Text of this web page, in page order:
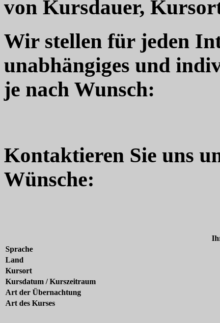
von Kursdauer,
Wir stellen für jeden
unabhängiges und
je nach Wunsch:
Kontaktieren Sie uns
Wünsche:
Sprache
Land
Kursort
Kursdatum / Kurszeitraum
Art der Übernachtung
Art des Kurses